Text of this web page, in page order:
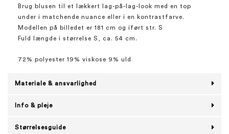
Brug blusen til et lækkert lag-på-lag-look med en top
under i matchende nuance eller i en kontrastfarve.
Modellen på billedet er 181 cm og iført str. S
Fuld længde i størrelse S, ca. 54 cm.
72% polyester 19% viskose 9% uld
Materiale & ansvarlighed
Info & pleje
Størrelsesguide